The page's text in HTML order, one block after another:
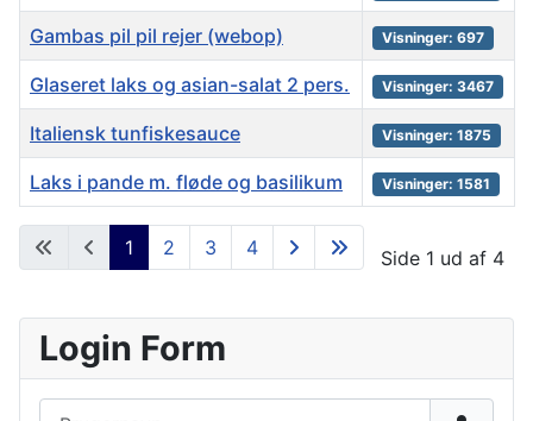
Artikler
Gambas pil pil rejer (webop) Visninger: 697
Glaseret laks og asian-salat 2 pers. Visninger: 3467
Italiensk tunfiskesauce Visninger: 1875
Laks i pande m. fløde og basilikum Visninger: 1581
Side 1 ud af 4
1 2 3 4
Login Form